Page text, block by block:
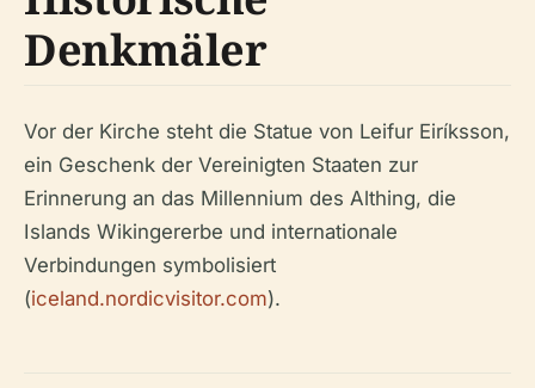
Denkmäler
Vor der Kirche steht die Statue von Leifur Eiríksson,
ein Geschenk der Vereinigten Staaten zur
Erinnerung an das Millennium des Althing, die
Islands Wikingererbe und internationale
Verbindungen symbolisiert
(iceland.nordicvisitor.com).